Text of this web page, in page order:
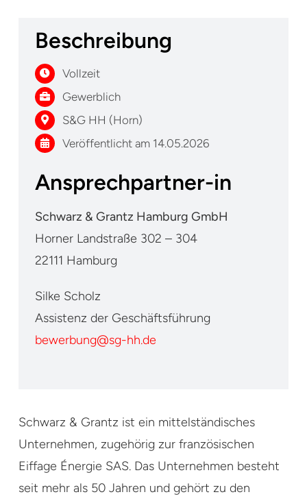
Beschreibung
Vollzeit
Gewerblich
S&G HH (Horn)
Veröffentlicht am 14.05.2026
Ansprechpartner-in
Schwarz & Grantz Hamburg GmbH
Horner Landstraße 302 – 304
22111 Hamburg
Silke Scholz
Assistenz der Geschäftsführung
bewerbung@sg-hh.de
Schwarz & Grantz ist ein mittelständisches
Unternehmen, zugehörig zur französischen
Eiffage Énergie SAS. Das Unternehmen besteht
seit mehr als 50 Jahren und gehört zu den